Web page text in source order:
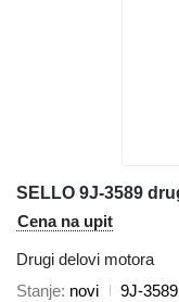
Cena na upit
Drugi delovi motora
Stanje novi
9J-3589